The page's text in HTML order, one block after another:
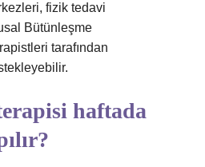
fizik tedavi
Bütünleşme
tarafından
haftada